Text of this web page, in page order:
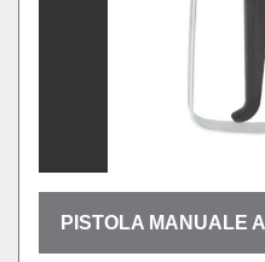
PISTOLA MANUALE